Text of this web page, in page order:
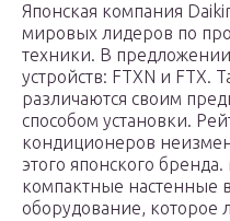
Японская компания
мировых лидеров по
техники. В
устройств: FTXN и FTX.
различаются своим
способом установки.
кондиционеров
этого японского
компактные настенные
оборудование, которое